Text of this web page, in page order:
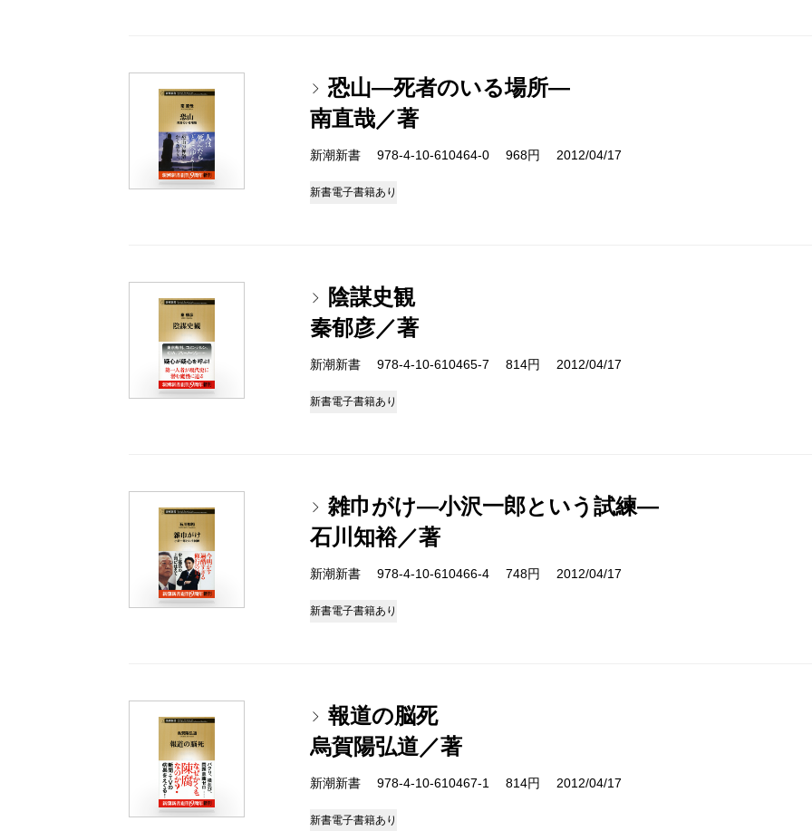
恐山―死者のいる場所―
南直哉／著
新潮新書 978-4-10-610464-0 968円 2012/04/17
新書電子書籍あり
陰謀史観
秦郁彦／著
新潮新書 978-4-10-610465-7 814円 2012/04/17
新書電子書籍あり
雑巾がけ―小沢一郎という試練―
石川知裕／著
新潮新書 978-4-10-610466-4 748円 2012/04/17
新書電子書籍あり
報道の脳死
烏賀陽弘道／著
新潮新書 978-4-10-610467-1 814円 2012/04/17
新書電子書籍あり